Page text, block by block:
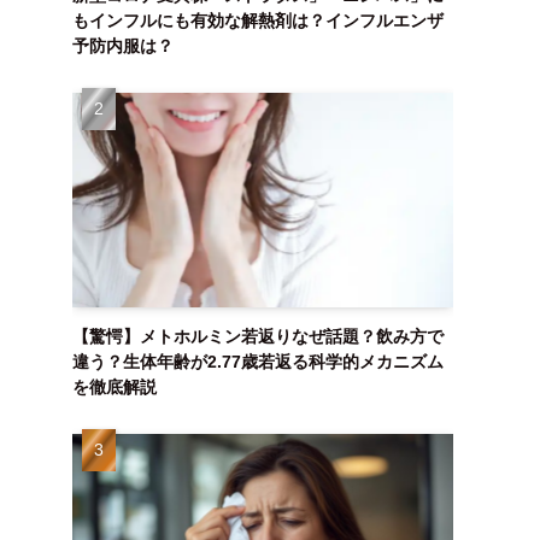
もインフルにも有効な解熱剤は？インフルエンザ
予防内服は？
【驚愕】メトホルミン若返りなぜ話題？飲み方で
違う？生体年齢が2.77歳若返る科学的メカニズム
を徹底解説